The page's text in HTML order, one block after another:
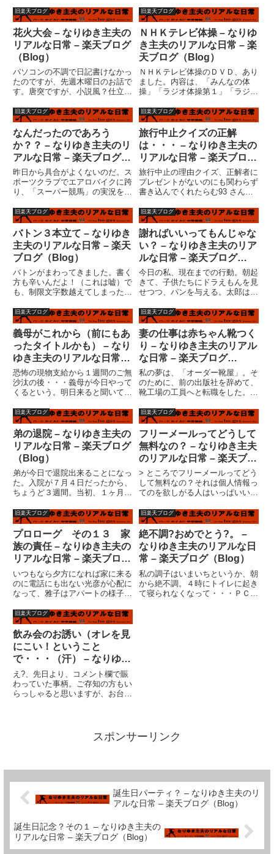
ト。この１５秒が不可解だった。
メインレフェリーは勝者小島の所
属する和田京平。なぜレフェリー
はダウンカウントをとったの
か？...
アダムとエヴァは罪を犯した。罰
として、結果人間は死という十字
架を背負う事になるが、誕生とい
う救いももたらした。ケインと
ア...
旧楽天ブログ
花火大会 – なりゆき主夫の
リアルな日常 – 楽天ブログ
（Blog）
パソコンの不調で日記書けなかっ
たのですが、先週木曜日のお話で
す。唐突ですが、小説風？仕立て
み、いつもと変わらない子供た
ち。ラジオ体操、学習教室、プー
ル。でもいつもと違うのは、今日
の夜は花火大会があるというこ
と。そ...
旧楽天ブログ
ＮＨＫテレビ体操 – なりゆ
き主夫のリアルな日常 – 楽
天ブログ（Blog）
ＮＨＫテレビ体操のＤＶＤ、あり
ました。内容は、「みんなの体
操」「ラジオ体操第１」「ラジオ
体操はこうして作られる、２、出
演者プロフィール」特典映像がマ
ニア心を刺激する！見たい！で
も、これはおそらく普通の「テレ
ビ体...
旧楽天ブログ
なんだったのであろう
か？？ – なりゆき主夫のリ
アルな日常 – 楽天ブログ
（Blog）
昨日から具合がよくないのだ。ス
ポーツクラブでエアロバイクに跨
り、「スーパー競馬」の実況を見
ディープインパクトがぐいぐいと
出てきたとき、私の脈拍は計測不
能に陥った。馬券、ハズレであ
る。３００円損した。競馬中継が
終...
旧楽天ブログ
旅行中止クイズの正解
は・・・ – なりゆき主夫の
リアルな日常 – 楽天ブログ
（Blog）
旅行中止の理由クイズ、正解者に
プレゼントがないのにも関わらず
書き込んでくれたらむ93 さんと
した。では、正解です・・・５
番、「オーストラリアに３泊５日
はもったいないような気がするか
ら」でした！１番はあり...
旧楽天ブログ
バトン３本立て – なりゆき
主夫のリアルな日常 – 楽天
ブログ（Blog）
バトンがまわってきました。書く
方も辛いんだよ！（これは嘘）で
も、制限文字数越えてしまったの
溜まったバトンを一気に放出した
ら、読むほうは辛いですね？最後
までお付き合い頂けた方には感涙
です。なみさんから頂戴して書
い...
旧楽天ブログ
謝ればいいってもんじゃな
い？ – なりゆき主夫のリア
ルな日常 – 楽天ブログ
（Blog）
今日の私、現在までの行動。朝起
きて、子供たちにドラえもんを見
せつつ、パンを与える。太郎は金
わなくても行く。ある意味大した
やつだ。花子と鮎は食べるのがす
さまじく鈍い。時折花子の姿勢を
注意したが、どうせすぐ元に戻
る...
旧楽天ブログ
義母がこれから（前にもあ
ったタイトルかも） – なり
ゆき主夫のリアルな日常 –
楽天ブログ（Blog）
恐怖の現物支給から１週間のご無
沙汰の後・・・義母が今日やって
くるという。明日来ると聞いてい
しいというのに・・・というか、
当初、仕事忙しいから家に来て家
事の手伝いしてくれということだ
ったような気がするが。なんで
仕...
旧楽天ブログ
妻の仕事は赤ちゃん靴つく
り – なりゆき主夫のリアル
な日常 – 楽天ブログ
（Blog）
私の夢は、「オーダー靴屋」。そ
のために、前の出版社を辞めて、
靴工場の工員へと転職をした。そ
か、盗んで）将来の夢へのステッ
プとするつもりだった。しかし、
現実の靴産業は、流れの生産は殆
どが外国人。日本人の職人は皆ク
ビ...
旧楽天ブログ
弟の退院 – なりゆき主夫の
リアルな日常 – 楽天ブログ
（Blog）
弟が今日で退院出来ることになっ
た。入院が７月４日だったから、
ちょうど３週間。当初、１ヶ月は
良好ということだろう。後遺症も
あきらかに判るものは出ていな
い。相変わらずボケッとはしてい
るが、３週間入院しているのだか
ら...
旧楽天ブログ
フリーメールってどうして
無料なの？ – なりゆき主夫
のリアルな日常 – 楽天ブロ
グ（Blog）
> ところでフリーメールってどう
して無料なの？それは個人情報っ
てのを欲しがる人はいっぱいいる
いえば、それで商売したい人がい
っぱいいるわけで。ということは
どういうことかというと、広告が
送りつけられてくるということ...
旧楽天ブログ
プロローグ その１３ 家
族の責任 – なりゆき主夫の
リアルな日常 – 楽天ブログ
（Blog）
いつもなら夕方になれば家に来る
のに電話にも出ない光彦が心配に
なって、雅子はアパートの様子を
けたまま冷たくなっていた。雅子
は光彦の仕事のパートナーに電話
をかけた。パートナーは、すぐに
警察に電話をするように雅子に
入...
旧楽天ブログ
絶不調?おめでとう?。 –
なりゆき主夫のリアルな日
常 – 楽天ブログ（Blog）
私の調子はいまいちというか、朝
から絶不調。４時にトイレに起き
て寝られなくなって・・・ＰＣの
旧楽天ブログ
飲み会のお誘い（オレを見
にこい！ということ
で・・・（汗） – なりゆき
主夫のリアルな日常 – 楽天
ブログ（Blog）
え?、先日より、コメント欄で賑
わっていた事柄。ご存知の方もい
らっしゃると思いますが、お台場
判りませんが・・・おそらく、
『「継母」奮闘記』な話になるとスポンサーリンク
誕生日パーティ？ – なりゆき主夫のリ
アルな日常 – 楽天ブログ（Blog）
誕生日記念？その１ – なりゆき主夫の
リアルな日常 – 楽天ブログ（Blog）